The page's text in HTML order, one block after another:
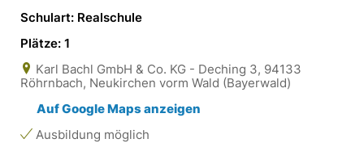
Schulart: Realschule
Plätze: 1
Karl Bachl GmbH & Co. KG - Deching 3, 94133
Röhrnbach, Neukirchen vorm Wald (Bayerwald)
Auf Google Maps anzeigen
Ausbildung möglich